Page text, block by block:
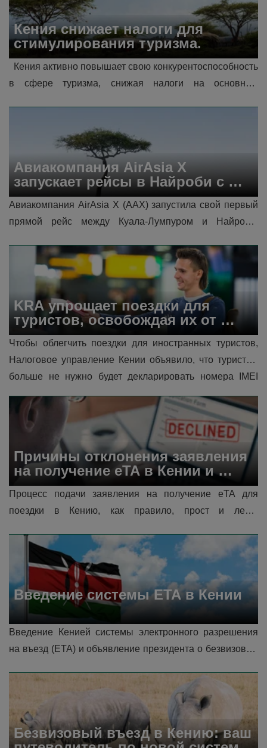
Кения снижает налоги для
стимулирования туризма.
Кения активно повышает свою конкурентоспособность
в сфере туризма, снижая налоги на основные
Авиакомпания AirAsia X
запускает рейсы в Найроби с
бесплатными местами для
стимулирования туризма.
Авиакомпания AirAsia X (AAX) запустила свой первый
прямой рейс между Куала-Лумпуром и Найроби,
африканский рынок. Этот новый рейс зна...
KRA упрощает поездки для
туристов, освобождая их от
необходимости декларировать
данные по телефону
Чтобы облегчить поездки для иностранных туристов,
Налоговое управление Кении объявило, что туристам
больше не нужно будет декларировать номера IMEI
своих телефонов по прибытии в Кению. Это
освобождение является частью более широких усилий
по оптимизации процессов въезда, одновреме�...
Причины отклонения заявления
на получение eTA в Кении и
процесс апелляции
Процесс подачи заявления на получение eTA для
поездки в Кению, как правило, прост и легко
Обычно отказы происходят, когда не до�...
Введение системы ETA в Кении
Введение Кенией системы электронного разрешения
на въезд (ETA) и объявление президента о безвизовом
направлен на упрощение...
Безвизовый въезд в Кению: ваш